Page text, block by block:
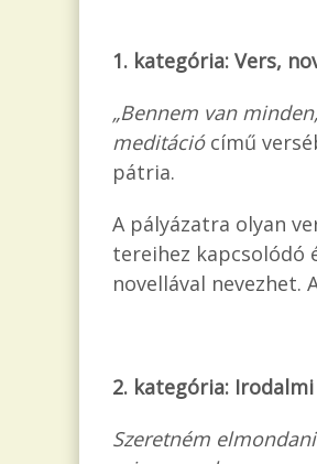
1. kategória: Vers,
„Bennem van
meditációcímű
pátria.
A pályázatra olyan
tereihez kapcsolódó
novellával nevezhet.
2. kategória: Irodalmi
Szeretném